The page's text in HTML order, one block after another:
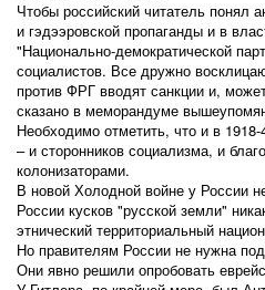
Чтобы российский читатель понял
и гэдээровской пропаганды и в
"Национально-демократической
социалистов. Все дружно
против ФРГ вводят санкции и,
сказано в меморандуме
Необходимо отметить, что и в
– и сторонников социализма, и
колонизаторами.
В новой Холодной войне у России
России кусков "русской земли"
этнический территориальный
Но правителям России не нужна
Они явно решили опробовать